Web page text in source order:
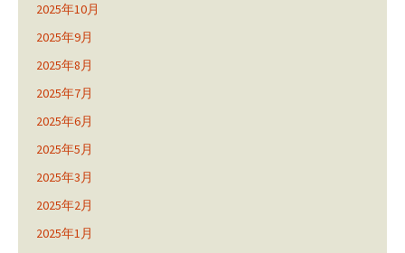
2025年10月
2025年9月
2025年8月
2025年7月
2025年6月
2025年5月
2025年3月
2025年2月
2025年1月